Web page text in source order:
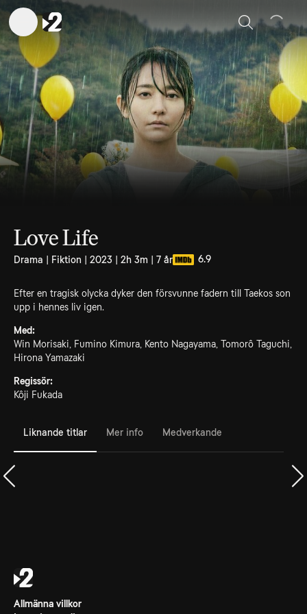
Sök
Love Life
Drama | Fiktion | 2023 | 2h 3m | 7 år 6.9
Efter en tragisk olycka dyker den försvunne fadern till Taekos son
upp i hennes liv igen.
Med:
Win Morisaki, Fumino Kimura, Kento Nagayama, Tomorô Taguchi,
Hirona Yamazaki
Regissör:
Kôji Fukada
Liknande titlar Mer info Medverkande
Allmänna villkor